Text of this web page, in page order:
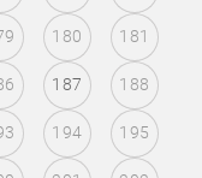
180 181
187 188
194 195